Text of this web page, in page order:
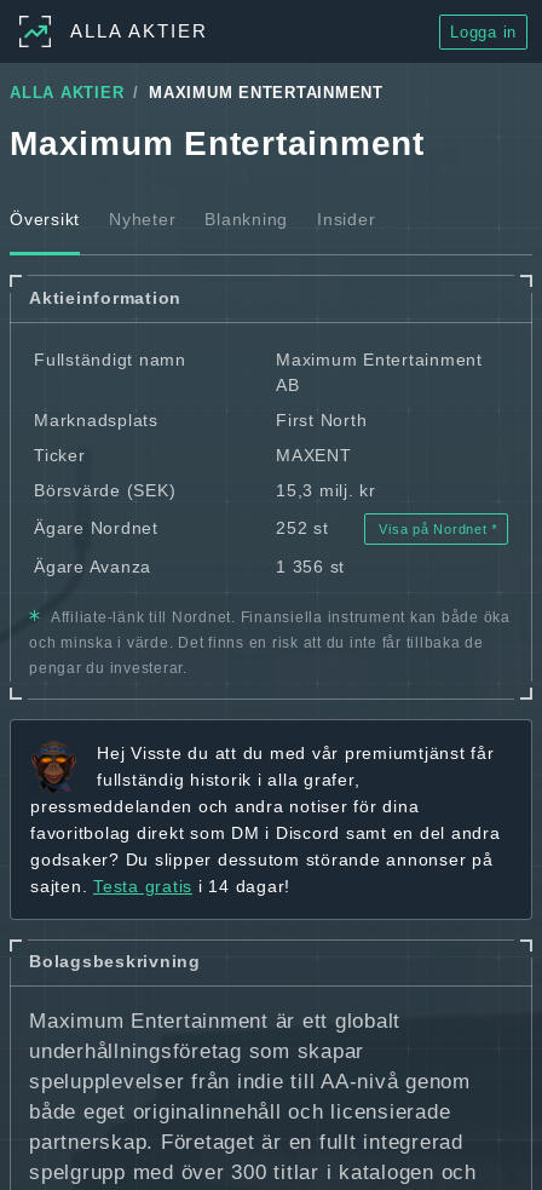
ALLA AKTIER Logga in
ALLA AKTIER MAXIMUM ENTERTAINMENT
Maximum Entertainment
Översikt Nyheter Blankning Insider
Aktieinformation
Fullständigt namn
Maximum Entertainment
AB
Marknadsplats
First North
Ticker
MAXENT
Börsvärde (SEK)
15,3 milj. kr
Ägare Nordnet
252 st Visa på Nordnet
Ägare Avanza 1 356 st
Affiliate-länk till Nordnet. Finansiella instrument kan både öka
och minska i värde. Det finns en risk att du inte får tillbaka de
pengar du investerar.
Hej Visste du att du med vår premiumtjänst får
fullständig historik i alla grafer,
pressmeddelanden och andra notiser för dina
favoritbolag direkt som DM i Discord samt en del andra
godsaker? Du slipper dessutom störande annonser på
sajten. Testa gratis i 14 dagar!
Bolagsbeskrivning
Maximum Entertainment är ett globalt
underhållningsföretag som skapar
spelupplevelser från indie till AA-nivå genom
både eget originalinnehåll och licensierade
partnerskap. Företaget är en fullt integrerad
spelgrupp med över 300 titlar i katalogen och